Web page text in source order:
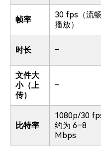
帧率
30 fps（流畅
播放）
时长 –
文件大
小（上
传）
–
比特率
1080p/30
约为 6–8
Mbps